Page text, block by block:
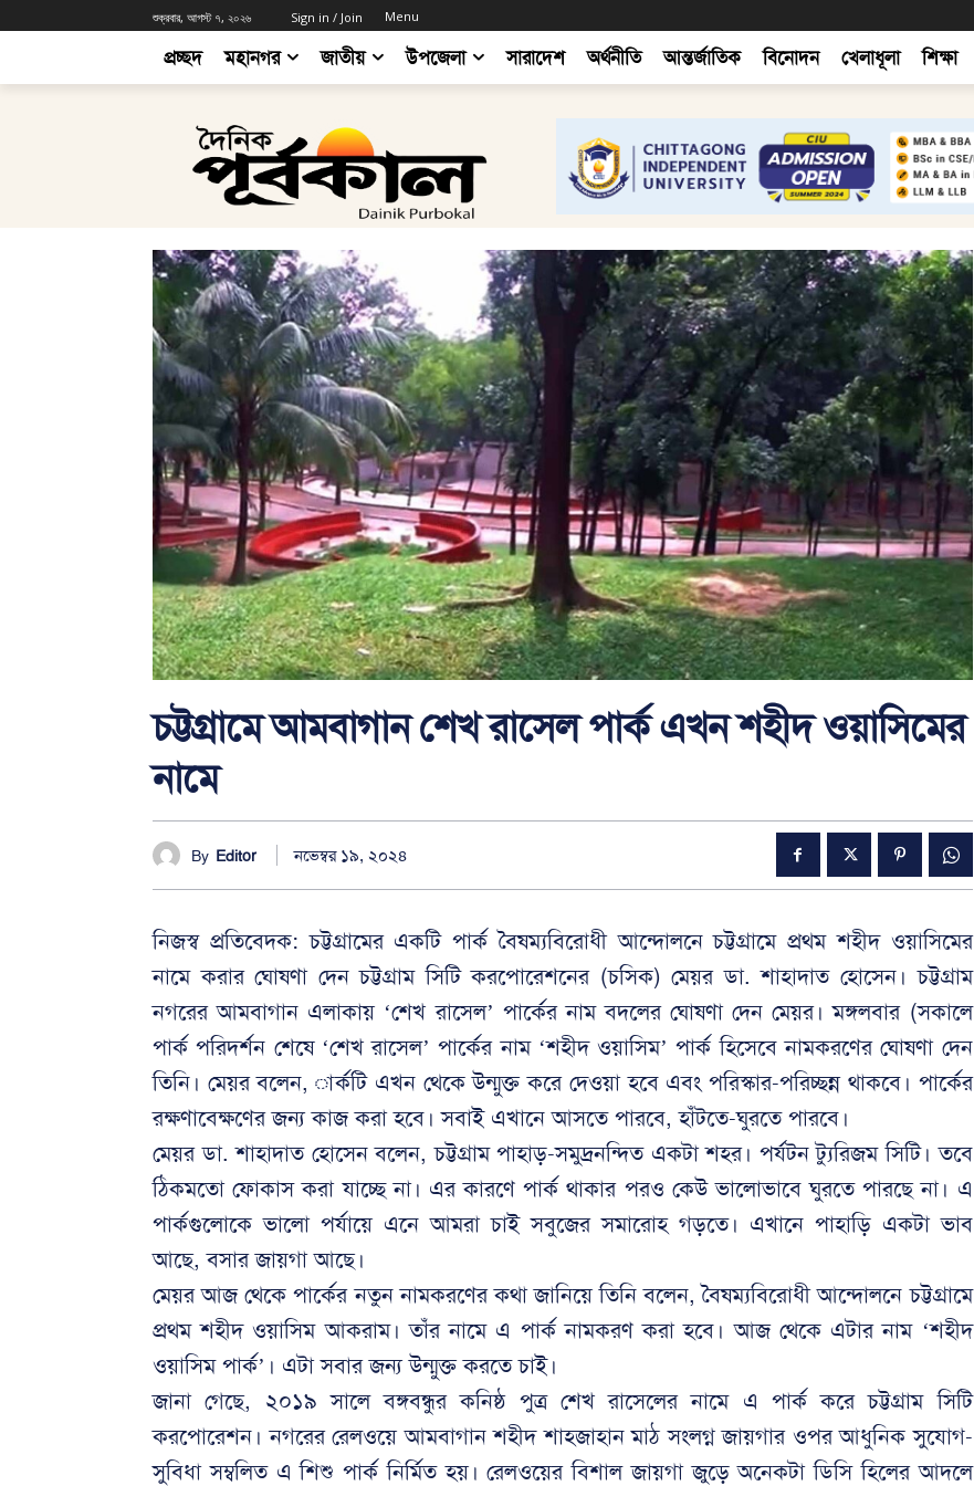
শুক্রবার, আগস্ট ৭, ২০২৬ Sign in / Join Menu
প্রচ্ছদ মহানগর জাতীয় উপজেলা সারাদেশ অর্থনীতি আন্তর্জাতিক বিনোদন খেলাধূলা শিক্ষা
চট্টগ্রামে আমবাগান শেখ রাসেল পার্ক এখন শহীদ ওয়াসিমের
নামে
By Editor নভেম্বর ১৯, ২০২৪
নিজস্ব প্রতিবেদক: চট্টগ্রামের একটি পার্ক বৈষম্যবিরোধী আন্দোলনে চট্টগ্রামে প্রথম শহীদ ওয়াসিমের
নামে করার ঘোষণা দেন চট্টগ্রাম সিটি করপোরেশনের (চসিক) মেয়র ডা. শাহাদাত হোসেন। চট্টগ্রাম
নগরের আমবাগান এলাকায় ‘শেখ রাসেল’ পার্কের নাম বদলের ঘোষণা দেন মেয়র। মঙ্গলবার (সকালে
পার্ক পরিদর্শন শেষে ‘শেখ রাসেল’ পার্কের নাম ‘শহীদ ওয়াসিম’ পার্ক হিসেবে নামকরণের ঘোষণা দেন
তিনি। মেয়র বলেন, ার্কটি এখন থেকে উন্মুক্ত করে দেওয়া হবে এবং পরিস্কার-পরিচ্ছন্ন থাকবে। পার্কের
রক্ষণাবেক্ষণের জন্য কাজ করা হবে। সবাই এখানে আসতে পারবে, হাঁটতে-ঘুরতে পারবে।
মেয়র ডা. শাহাদাত হোসেন বলেন, চট্টগ্রাম পাহাড়-সমুদ্রনন্দিত একটা শহর। পর্যটন ট্যুরিজম সিটি। তবে
ঠিকমতো ফোকাস করা যাচ্ছে না। এর কারণে পার্ক থাকার পরও কেউ ভালোভাবে ঘুরতে পারছে না। এ
পার্কগুলোকে ভালো পর্যায়ে এনে আমরা চাই সবুজের সমারোহ গড়তে। এখানে পাহাড়ি একটা ভাব
আছে, বসার জায়গা আছে।
মেয়র আজ থেকে পার্কের নতুন নামকরণের কথা জানিয়ে তিনি বলেন, বৈষম্যবিরোধী আন্দোলনে চট্টগ্রামে
প্রথম শহীদ ওয়াসিম আকরাম। তাঁর নামে এ পার্ক নামকরণ করা হবে। আজ থেকে এটার নাম ‘শহীদ
ওয়াসিম পার্ক’। এটা সবার জন্য উন্মুক্ত করতে চাই।
জানা গেছে, ২০১৯ সালে বঙ্গবন্ধুর কনিষ্ঠ পুত্র শেখ রাসেলের নামে এ পার্ক করে চট্টগ্রাম সিটি
করপোরেশন। নগরের রেলওয়ে আমবাগান শহীদ শাহজাহান মাঠ সংলগ্ন জায়গার ওপর আধুনিক সুযোগ-
সুবিধা সম্বলিত এ শিশু পার্ক নির্মিত হয়। রেলওয়ের বিশাল জায়গা জুড়ে অনেকটা ডিসি হিলের আদলে